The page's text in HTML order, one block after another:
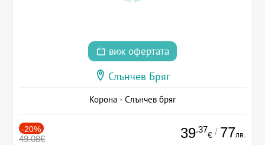
виж офертата
Слънчев Бряг
Корона - Слънчев бряг
-20%
49.08€ 39.37
€ / 77лв.